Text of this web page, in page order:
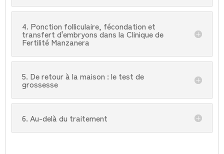
4. Ponction folliculaire, fécondation et
transfert d'embryons dans la Clinique de
Fertilité Manzanera
5. De retour à la maison : le test de
grossesse
6. Au-delà du traitement